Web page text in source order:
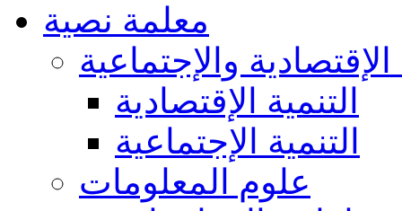
معلمة نصية
الإقتصادية والإجتماعية
التنمية الإقتصادية
التنمية الإجتماعية
علوم المعلومات